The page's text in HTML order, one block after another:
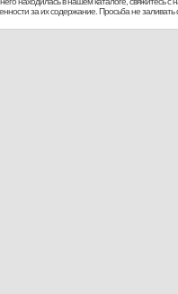
за их содержание. Просьба не